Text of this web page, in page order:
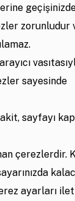
zorunludur
sayesinde
sayfayı
çerezlerdir.
ayarları